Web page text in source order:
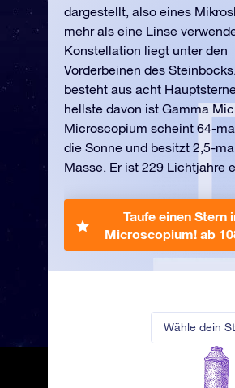
Wähle dein
dargestellt, also eines
mehr als eine Linse
Konstellation liegt unter den
Vorderbeinen des
besteht aus acht
hellste davon ist Gamma
Microscopium scheint 64-
die Sonne und besitzt 2,5-
Masse. Er ist 229 Lichtjahre
Taufe einen Stern
Microscopium! ab